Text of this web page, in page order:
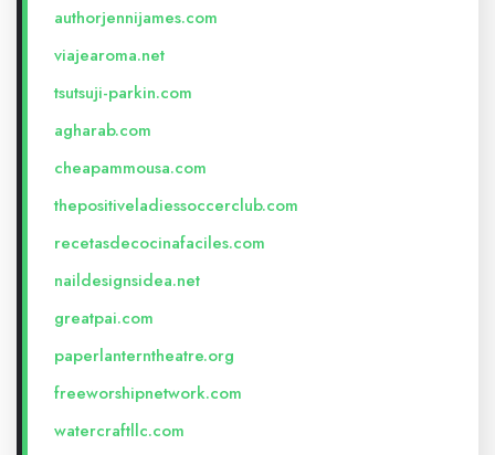
authorjennijames.com
viajearoma.net
tsutsuji-parkin.com
agharab.com
cheapammousa.com
thepositiveladiessoccerclub.com
recetasdecocinafaciles.com
naildesignsidea.net
greatpai.com
paperlanterntheatre.org
freeworshipnetwork.com
watercraftllc.com